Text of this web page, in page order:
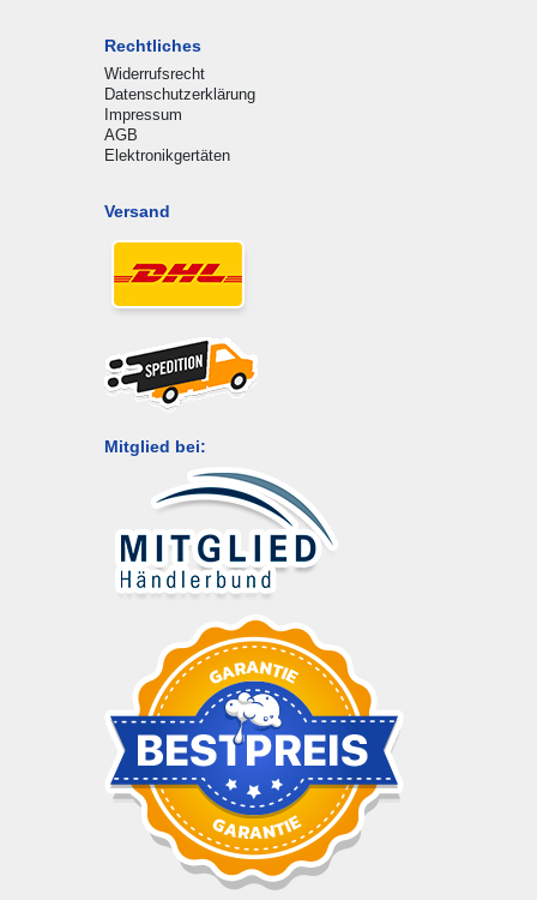
Rechtliches
Widerrufsrecht
Datenschutzerklärung
Impressum
AGB
Elektronikgertäten
Versand
Mitglied bei: